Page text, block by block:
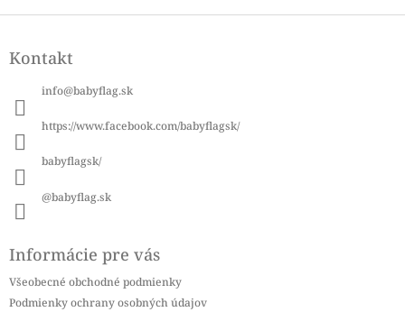
Z
pKontakt
info@babyflag.sk
https://www.facebook.com/babyflagsk/
babyflagsk/
@babyflag.sk
Informácie pre vás
Všeobecné obchodné podmienky
Podmienky ochrany osobných údajov